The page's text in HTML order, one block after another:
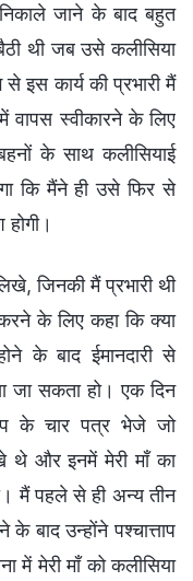
जाने के बाद बहुत
थी जब उसे कलीसिया
इस कार्य की प्रभारी मैं
वापस स्वीकारने के लिए
के साथ कलीसियाई
कि मैंने ही उसे फिर से
जिनकी मैं प्रभारी थी
के लिए कहा कि क्या
के बाद ईमानदारी से
जा सकता हो। एक दिन
के चार पत्र भेजे जो
थे और इनमें मेरी माँ का
मैं पहले से ही अन्य तीन
के बाद उन्होंने पश्चात्ताप
में मेरी माँ को कलीसिया